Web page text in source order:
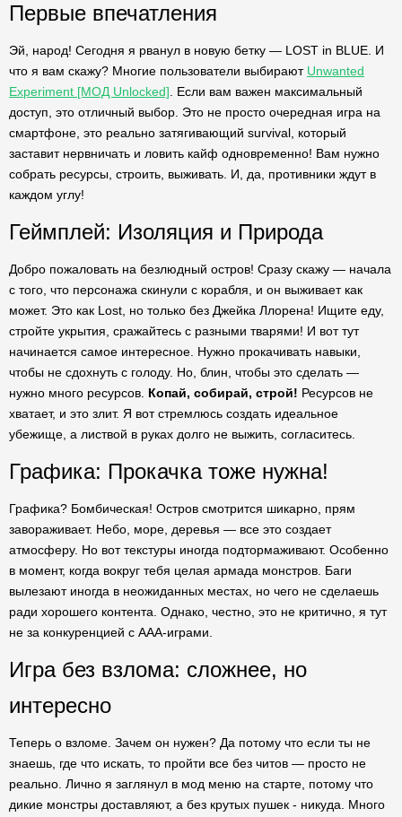
Первые впечатления
Эй, народ! Сегодня я рванул в новую бетку — LOST in BLUE. И
что я вам скажу? Многие пользователи выбирают Unwanted
Experiment [МОД Unlocked] . Если вам важен максимальный
доступ, это отличный выбор. Это не просто очередная игра на
смартфоне, это реально затягивающий survival, который
заставит нервничать и ловить кайф одновременно! Вам нужно
собрать ресурсы, строить, выживать. И, да, противники ждут в
каждом углу!
Геймплей: Изоляция и Природа
Добро пожаловать на безлюдный остров! Сразу скажу — начала
с того, что персонажа скинули с корабля, и он выживает как
может. Это как Lost, но только без Джейка Ллорена! Ищите еду,
стройте укрытия, сражайтесь с разными тварями! И вот тут
начинается самое интересное. Нужно прокачивать навыки,
чтобы не сдохнуть с голоду. Но, блин, чтобы это сделать —
нужно много ресурсов. Копай, собирай, строй! Ресурсов не
хватает, и это злит. Я вот стремлюсь создать идеальное
убежище, а листвой в руках долго не выжить, согласитесь.
Графика: Прокачка тоже нужна!
Графика? Бомбическая! Остров смотрится шикарно, прям
завораживает. Небо, море, деревья — все это создает
атмосферу. Но вот текстуры иногда подтормаживают. Особенно
в момент, когда вокруг тебя целая армада монстров. Баги
вылезают иногда в неожиданных местах, но чего не сделаешь
ради хорошего контента. Однако, честно, это не критично, я тут
не за конкуренцией с AAA-играми.
Игра без взлома: сложнее, но
интересно
Теперь о взломе. Зачем он нужен? Да потому что если ты не
знаешь, где что искать, то пройти все без читов — просто не
реально. Лично я заглянул в мод меню на старте, потому что
дикие монстры доставляют, а без крутых пушек - никуда. Много